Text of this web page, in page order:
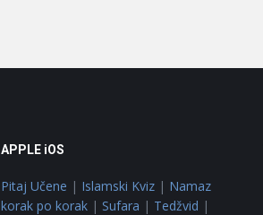
APPLE iOS
Pitaj Učene | Islamski Kviz | Namaz
korak po korak | Sufara | Tedžvid |